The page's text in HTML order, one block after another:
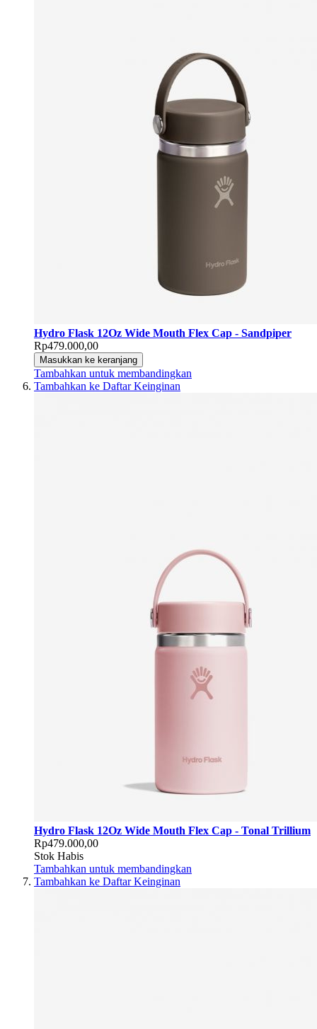
Hydro Flask 12Oz Wide Mouth Flex Cap - Sandpiper
Rp479.000,00
Masukkan ke keranjang
Tambahkan untuk membandingkan
Tambahkan ke Daftar Keinginan
Hydro Flask 12Oz Wide Mouth Flex Cap - Tonal Trillium
Rp479.000,00
Stok Habis
Tambahkan untuk membandingkan
Tambahkan ke Daftar Keinginan